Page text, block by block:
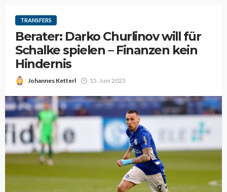
TRANSFERS
Berater: Darko Churlinov will für
Schalke spielen – Finanzen kein
Hindernis
Johannes Ketterl 15. Juni 2023